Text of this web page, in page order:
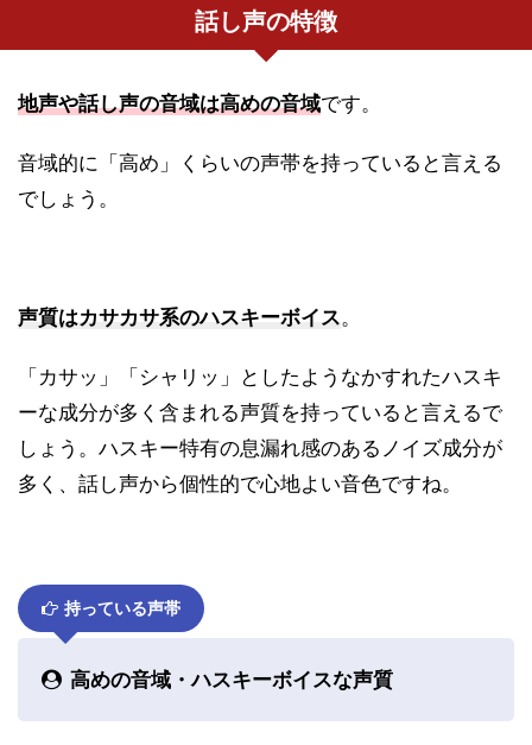
話し声の特徴
地声や話し声の音域は高めの音域です。
音域的に「高め」くらいの声帯を持っていると言える
でしょう。
声質はカサカサ系のハスキーボイス。
「カサッ」「シャリッ」としたようなかすれたハスキ
ーな成分が多く含まれる声質を持っていると言えるで
しょう。ハスキー特有の息漏れ感のあるノイズ成分が
多く、話し声から個性的で心地よい音色ですね。
持っている声帯
高めの音域・ハスキーボイスな声質